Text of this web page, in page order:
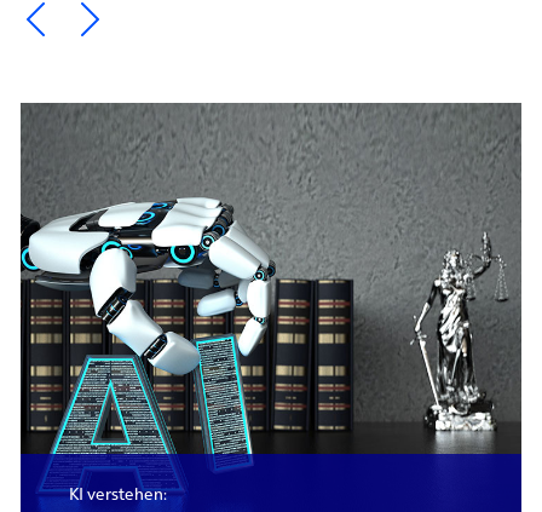
Ein Element zurück blättern
Ein Element weiter blättern
KI verstehen: